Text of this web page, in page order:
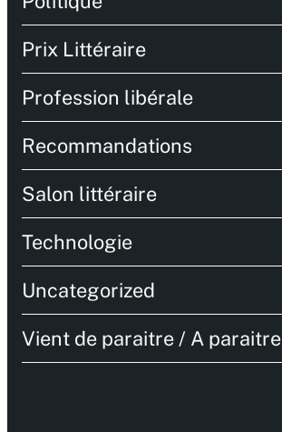
Prix Littéraire
Profession libérale
Recommandations
Salon littéraire
Technologie
Uncategorized
Vient de paraitre / A paraitre